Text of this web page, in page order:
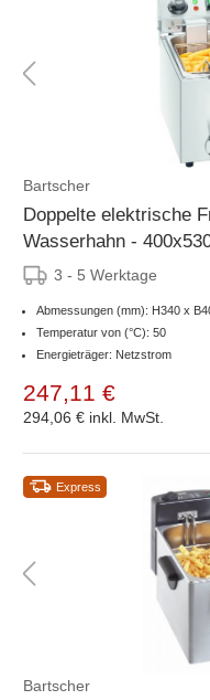
Bartscher
Doppelte elektrische
Wasserhahn -
3 - 5 Werktage
Abmessungen (mm): H340 x
Temperatur von (°C): 50
Energieträger: Netzstrom
247,11 €
294,06 € inkl. MwSt.
Express
Bartscher